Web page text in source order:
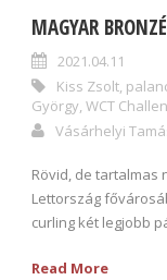
MAGYAR
2021.04.11
Kiss Zsolt,
György, WCT
Vásárhelyi
Rövid, de tartalmas
Lettország
curling két legjobb
Read More